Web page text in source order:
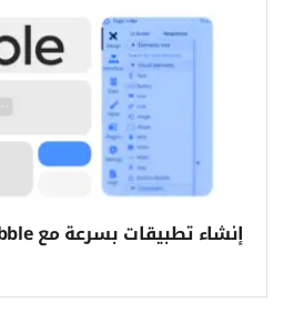
إنشاء تطبيقات بسرعة مع Bubble